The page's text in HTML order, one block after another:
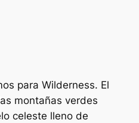
para Wilderness. El
montañas verdes
celeste lleno de